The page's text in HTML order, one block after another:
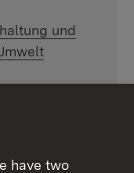
und
have two